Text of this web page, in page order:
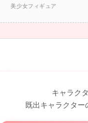
美少女フィギュア
キャラク
既出キャラクター